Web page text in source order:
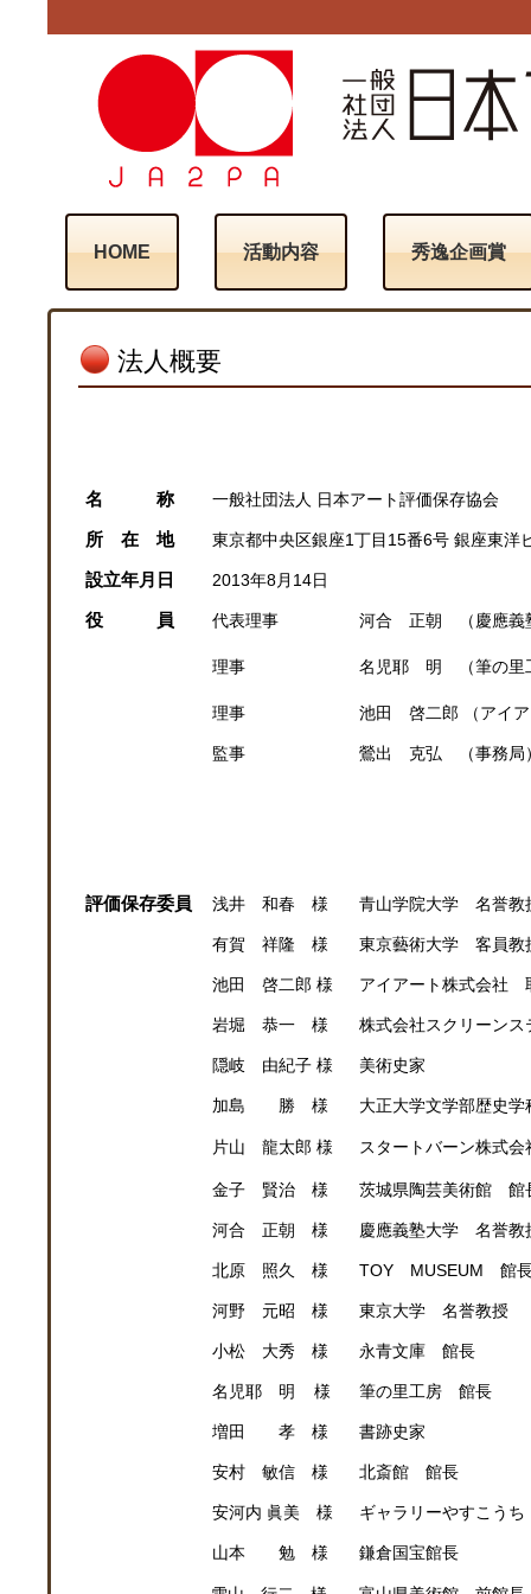
HOME 活動内容 秀逸企画賞
法人概要
名 称 一般社団法人 日本アート評価保存協会
所 在 地 東京都中央区銀座1丁目15番6号 銀座東洋
設立年月日 2013年8月14日
役 員 代表理事 河合 正朝 （慶應義
理事 名児耶 明 （筆の里
理事 池田 啓二郎 （アイ
監事 鶯出 克弘 （事務局
評価保存委員 浅井 和春 様 青山学院大学 名誉教
有賀 祥隆 様 東京藝術大学 客員教
池田 啓二郎 様 アイアート株式会社
岩堀 恭一 様 株式会社スクリーン
隠岐 由紀子 様 美術史家
加島 勝 様 大正大学文学部歴史
片山 龍太郎 様 スタートバーン株式
金子 賢治 様 茨城県陶芸美術館 館
河合 正朝 様 慶應義塾大学 名誉教
北原 照久 様 TOY MUSEUM 館
河野 元昭 様 東京大学 名誉教授
小松 大秀 様 永青文庫 館長
名児耶 明 様 筆の里工房 館長
増田 孝 様 書跡史家
安村 敏信 様 北斎館 館長
安河内 眞美 様 ギャラリーやすこう
山本 勉 様 鎌倉国宝館長